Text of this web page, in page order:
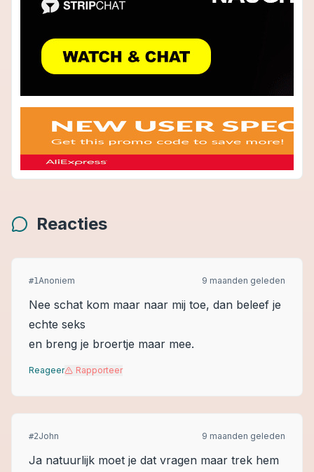
Reacties
#1Anoniem 9 maanden geleden
Nee schat kom maar naar mij toe, dan beleef je
echte seks
en breng je broertje maar mee.
Reageer Rapporteer
#2John 9 maanden geleden
Ja natuurlijk moet je dat vragen maar trek hem